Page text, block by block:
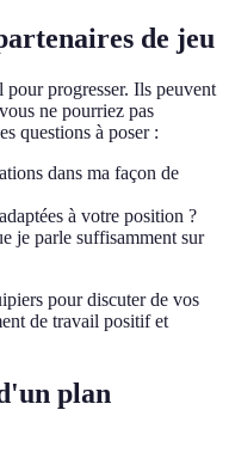
de jeu
progresser. Ils peuvent
ne pourriez pas
questions à poser :
dans ma façon de
à votre position ?
je parle suffisamment sur
pour discuter de vos
de travail positif et
plan